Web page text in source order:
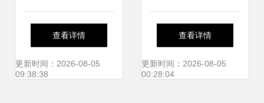
合规倒计时 出海欧
盟厂商的应对之道
查看详情
更新时间：2026-08-05
09:38:38
黄金发展期，VPN
服务等四大细分领
查看详情
更新时间：2026-08-05
00:28:04